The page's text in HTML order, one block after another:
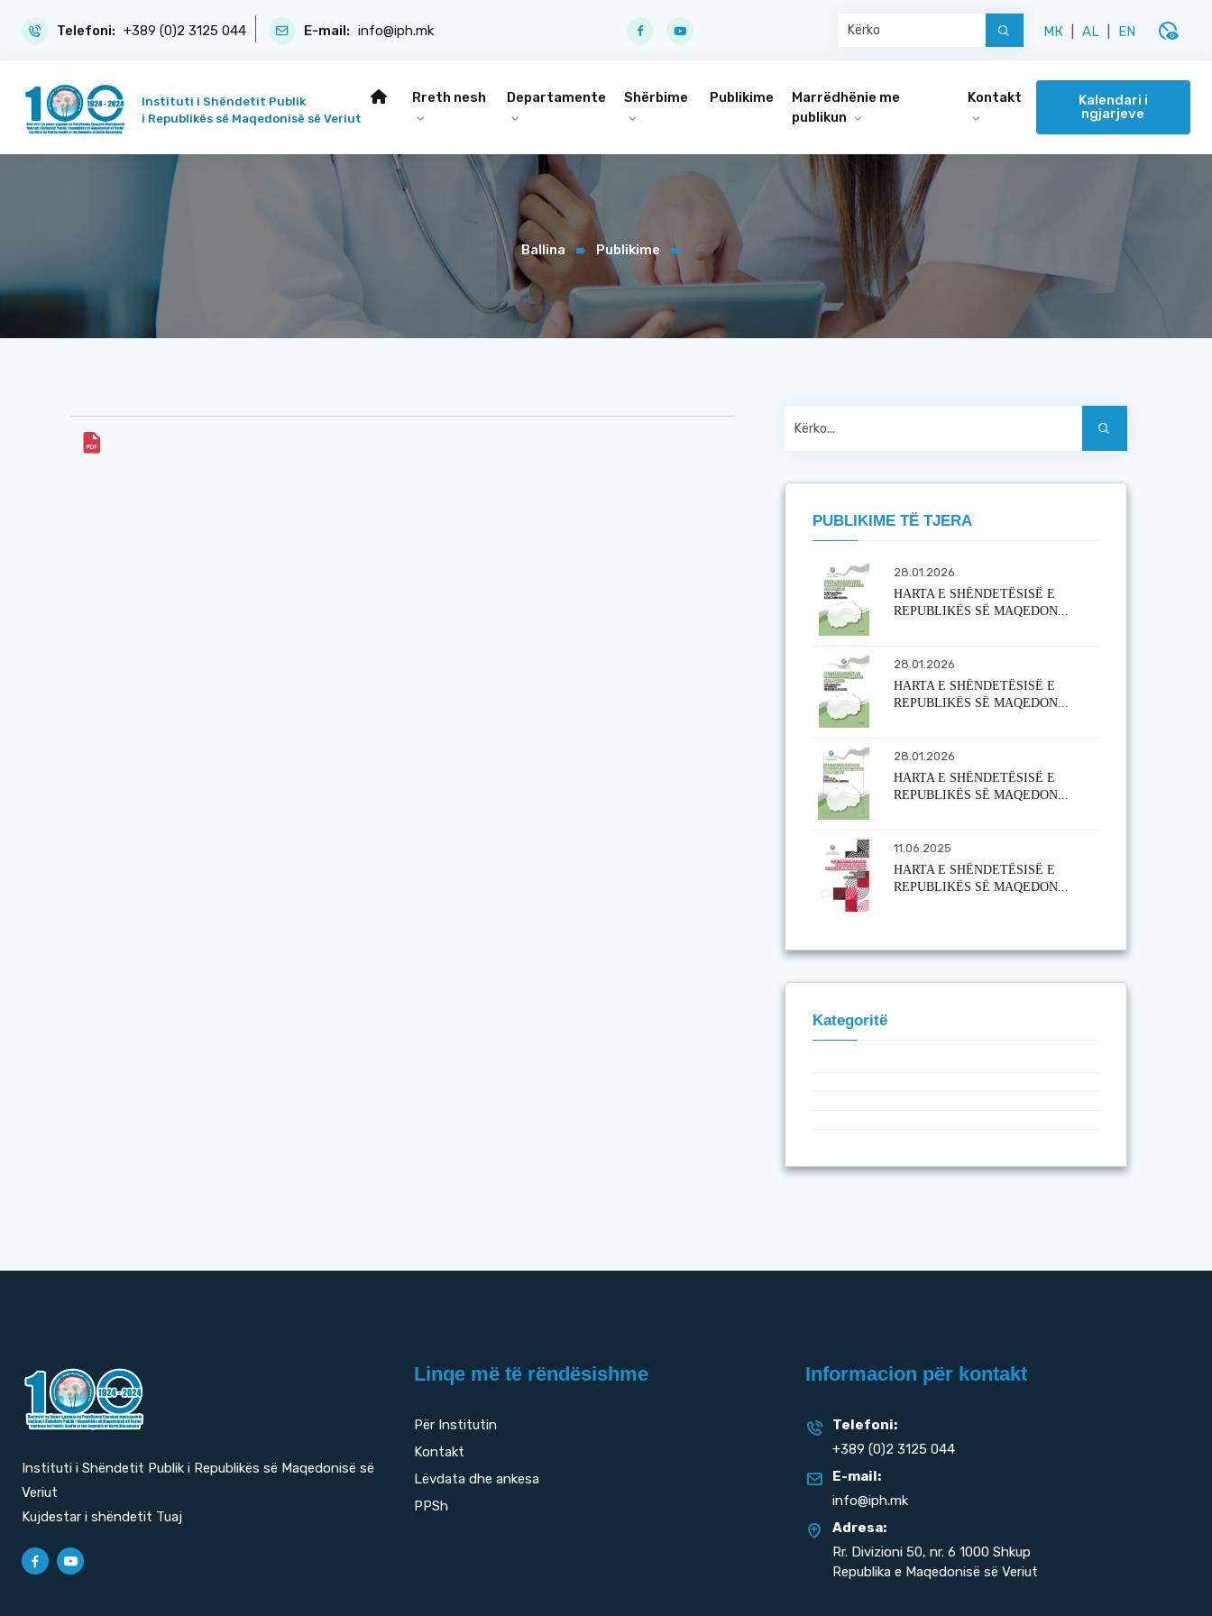
Telefoni: +389 (0)2 3125 044 E-mail: info@iph.mk МК AL EN disabled_visible
Instituti i Shëndetit Publik
i Republikës së Maqedonisë së Veriut
Rreth nesh Departamente Shërbime Publikime
Marrëdhënie me
publikun
Kontakt
Kalendari i
ngjarjeve
Ballina Publikime
PUBLIKIME TË TJERA
28.01.2026
HARTA E SHËNDETËSISË E
REPUBLIKËS SË MAQEDON...
28.01.2026
HARTA E SHËNDETËSISË E
REPUBLIKËS SË MAQEDON...
28.01.2026
HARTA E SHËNDETËSISË E
REPUBLIKËS SË MAQEDON...
11.06.2025
HARTA E SHËNDETËSISË E
REPUBLIKËS SË MAQEDON...
Kategoritë
Instituti i Shëndetit Publik i Republikës së Maqedonisë së
Veriut
Kujdestar i shëndetit Tuaj
Linqe më të rëndësishme
Për Institutin
Kontakt
Lëvdata dhe ankesa
PPSh
Informacion për kontakt
Telefoni:
+389 (0)2 3125 044
E-mail:
info@iph.mk
Adresa:
Rr. Divizioni 50, nr. 6 1000 Shkup
Republika e Maqedonisë së Veriut